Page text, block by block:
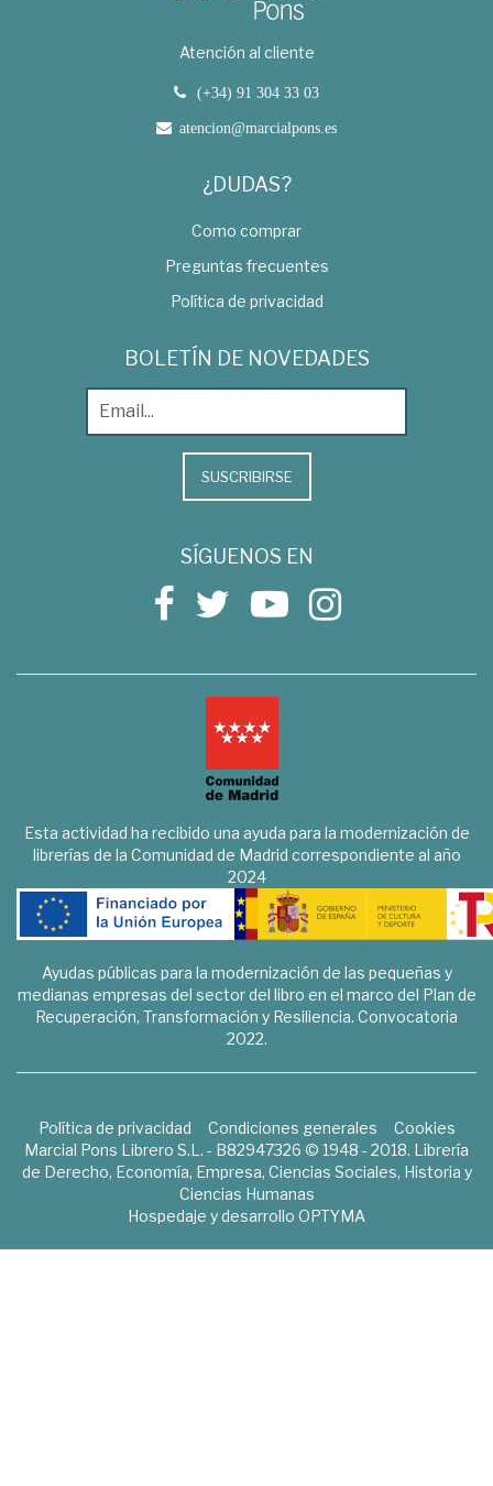
Atención al cliente
(+34) 91 304 33 03
atencion@marcialpons.es
¿DUDAS?
Como comprar
Preguntas frecuentes
Política de privacidad
BOLETÍN DE NOVEDADES
SUSCRIBIRSE
SÍGUENOS EN
Esta actividad ha recibido una ayuda para la modernización de
librerías de la Comunidad de Madrid correspondiente al año
2024
Ayudas públicas para la modernización de las pequeñas y
medianas empresas del sector del libro en el marco del Plan de
Recuperación, Transformación y Resiliencia. Convocatoria
2022.
Política de privacidad Condiciones generales
Cookies
Marcial Pons Librero S.L. - B82947326 © 1948 - 2018. Librería
de Derecho, Economía, Empresa, Ciencias Sociales, Historia y
Ciencias Humanas
Hospedaje y desarrollo OPTYMA